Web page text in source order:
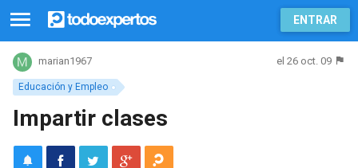
ENTRAR
Educación y Empleo
marian1967 el 26 oct. 09
Impartir clases